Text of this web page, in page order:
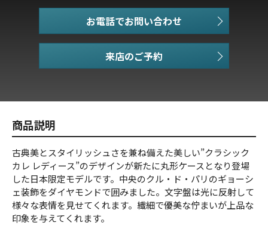
お電話でお問い合わせ
商品説明
古典美とスタイリッシュさを兼ね備えた美しい”クラシック
カレ レディース”のデザインが新たに丸形ケースとなり登場
した日本限定モデルです。中央のクル・ド・パリのギョーシ
ェ装飾をダイヤモンドで囲みました。文字盤は光に反射して
様々な表情を見せてくれます。繊細で優美な佇まいが上品な
印象を与えてくれます。